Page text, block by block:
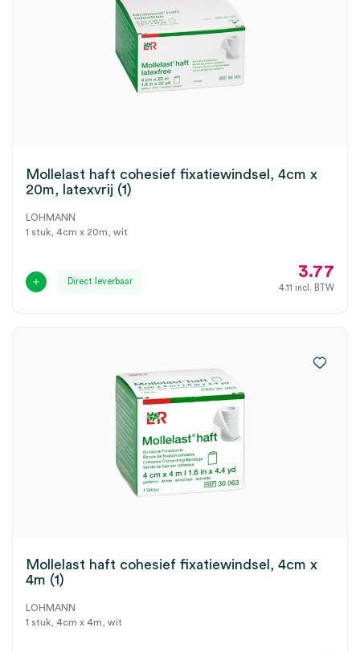
Mollelast haft cohesief fixatiewindsel, 4cm x
20m, latexvrij (1)
LOHMANN
1 stuk, 4cm x 20m, wit
Direct leverbaar
3.77
4.11 incl. BTW
Mollelast haft cohesief fixatiewindsel, 4cm x
4m (1)
LOHMANN
1 stuk, 4cm x 4m, wit